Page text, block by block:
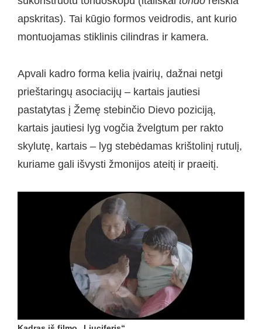
apskritas). Tai kūgio formos veidrodis, ant kurio
montuojamas stiklinis cilindras ir kamera.
Apvali kadro forma kelia įvairių, dažnai netgi
prieštaringų asociacijų – kartais jautiesi
pastatytas į Žemę stebinčio Dievo poziciją,
kartais jautiesi lyg vogčia žvelgtum per rakto
skylutę, kartais – lyg stebėdamas krištolinį rutulį,
kuriame gali išvysti žmonijos ateitį ir praeitį.